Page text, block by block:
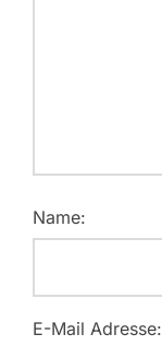
Name:
E-Mail Adresse: